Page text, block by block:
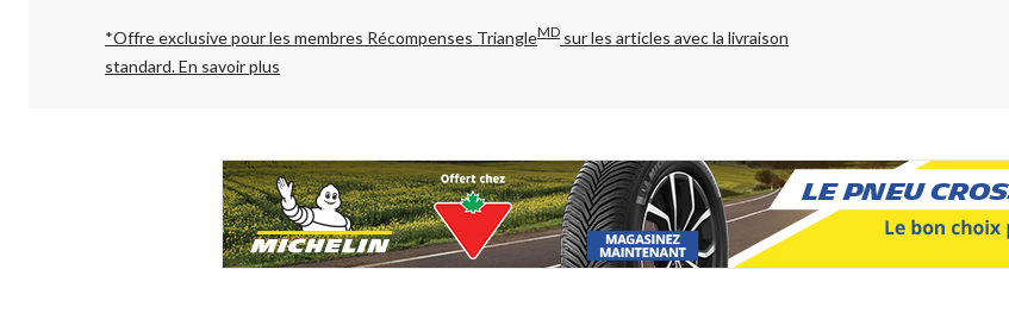
pour
changer
*Offre exclusive pour les membres Récompenses TriangleMD sur les articles avec la livraison
standard.En savoir plus